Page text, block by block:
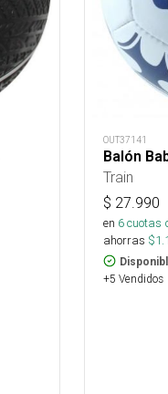
OUT37141
Balón
Train
$ 27.990
en 6cuotas
ahorras $
+5 Vendidos